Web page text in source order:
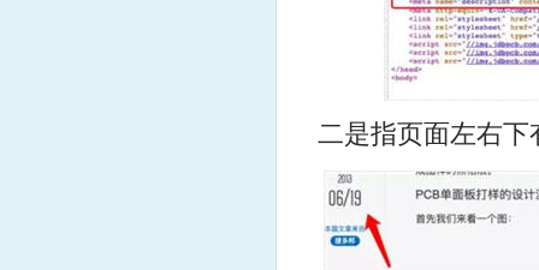
二是指页面左右